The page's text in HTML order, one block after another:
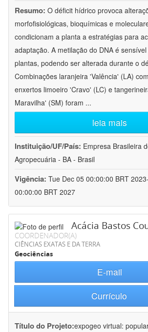
Resumo: O déficit hídrico provoca
morfofisiológicas, bioquímicas e
condicionam a planta a estratégias para
adaptação. A metilação do DNA é
plantas, podendo ser alterada durante o
Combinações laranjeira 'Valência' (LA)
enxertos limoeiro 'Cravo' (LC) e
Maravilha' (SM) foram ...
leia mais
Instituição/UF/País: Empresa Brasileira
Agropecuária - BA - Brasil
Vigência: Tue Dec 05 00:00:00 BRT
00:00:00 BRT 2027
Acácia Bastos
COORDENADOR(A)
CIÊNCIAS EXATAS E DA TERRA
Geociências
E-mail
Currículo
Título do Projeto:expogeo virtual: